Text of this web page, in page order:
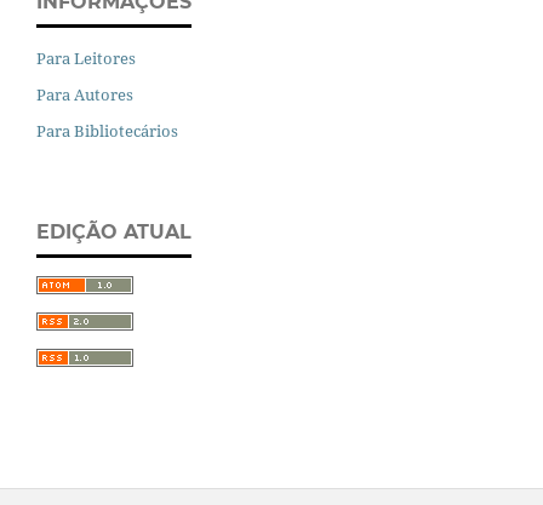
Para Leitores
Para Autores
Para Bibliotecários
EDIÇÃO ATUAL